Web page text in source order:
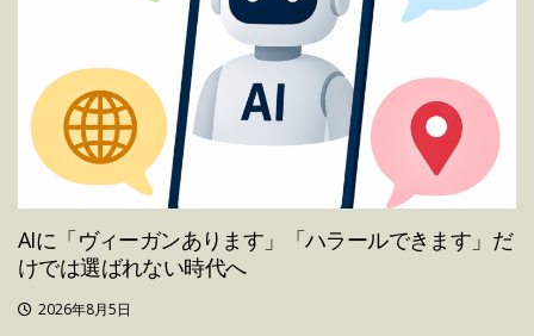
AIに「ヴィーガンあります」「ハラールできます」だ
けでは選ばれない時代へ
2026年8月5日